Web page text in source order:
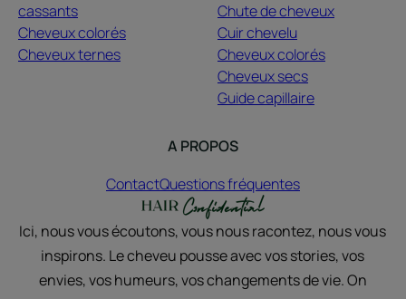
cassants
Cheveux colorés
Cheveux ternes
Chute de cheveux
Cuir chevelu
Cheveux colorés
Cheveux secs
Guide capillaire
A PROPOS
ContactQuestions fréquentes
Ici, nous vous écoutons, vous nous racontez, nous vous
inspirons. Le cheveu pousse avec vos stories, vos
envies, vos humeurs, vos changements de vie. On